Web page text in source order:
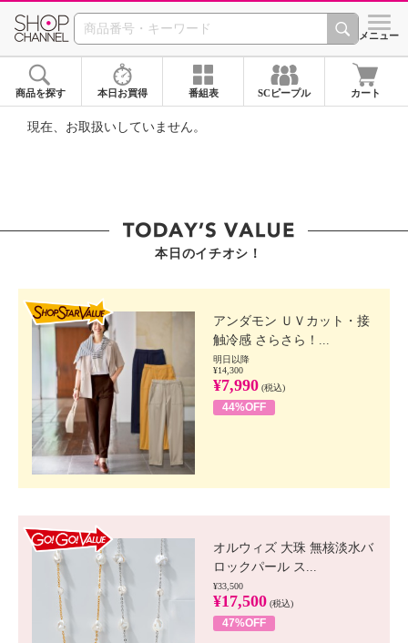
SHOP CHANNEL ショッ
メニュー
商品を探す 本日お買得 番組表 SCピープル カート
現在、お取扱いしていません。
本日のイチオシ！
アンダモン ＵＶカット・接
触冷感 さらさら！...
明日以降
¥14,300
¥7,990 (税込)
44%OFF
オルウィズ 大珠 無核淡水バ
ロックパール ス...
¥33,500
¥17,500 (税込)
47%OFF